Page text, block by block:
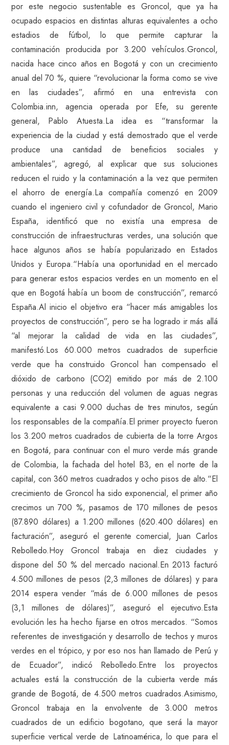
por este negocio sustentable es Groncol, que ya ha
ocupado espacios en distintas alturas equivalentes a ocho
estadios de fútbol, lo que permite capturar la
contaminación producida por 3.200 vehículos.Groncol,
nacida hace cinco años en Bogotá y con un crecimiento
anual del 70 %, quiere “revolucionar la forma como se vive
en las ciudades”, afirmó en una entrevista con
Colombia.inn, agencia operada por Efe, su gerente
general, Pablo Atuesta.La idea es “transformar la
experiencia de la ciudad y está demostrado que el verde
produce una cantidad de beneficios sociales y
ambientales”, agregó, al explicar que sus soluciones
reducen el ruido y la contaminación a la vez que permiten
el ahorro de energía.La compañía comenzó en 2009
cuando el ingeniero civil y cofundador de Groncol, Mario
España, identificó que no existía una empresa de
construcción de infraestructuras verdes, una solución que
hace algunos años se había popularizado en Estados
Unidos y Europa.“Había una oportunidad en el mercado
para generar estos espacios verdes en un momento en el
que en Bogotá había un boom de construcción”, remarcó
España.Al inicio el objetivo era “hacer más amigables los
proyectos de construcción”, pero se ha logrado ir más allá
“al mejorar la calidad de vida en las ciudades”,
manifestó.Los 60.000 metros cuadrados de superficie
verde que ha construido Groncol han compensado el
dióxido de carbono (CO2) emitido por más de 2.100
personas y una reducción del volumen de aguas negras
equivalente a casi 9.000 duchas de tres minutos, según
los responsables de la compañía.El primer proyecto fueron
los 3.200 metros cuadrados de cubierta de la torre Argos
en Bogotá, para continuar con el muro verde más grande
de Colombia, la fachada del hotel B3, en el norte de la
capital, con 360 metros cuadrados y ocho pisos de alto.“El
crecimiento de Groncol ha sido exponencial, el primer año
crecimos un 700 %, pasamos de 170 millones de pesos
(87.890 dólares) a 1.200 millones (620.400 dólares) en
facturación”, aseguró el gerente comercial, Juan Carlos
Rebolledo.Hoy Groncol trabaja en diez ciudades y
dispone del 50 % del mercado nacional.En 2013 facturó
4.500 millones de pesos (2,3 millones de dólares) y para
2014 espera vender “más de 6.000 millones de pesos
(3,1 millones de dólares)”, aseguró el ejecutivo.Esta
evolución les ha hecho fijarse en otros mercados. “Somos
referentes de investigación y desarrollo de techos y muros
verdes en el trópico, y por eso nos han llamado de Perú y
de Ecuador”, indicó Rebolledo.Entre los proyectos
actuales está la construcción de la cubierta verde más
grande de Bogotá, de 4.500 metros cuadrados.Asimismo,
Groncol trabaja en la envolvente de 3.000 metros
cuadrados de un edificio bogotano, que será la mayor
superficie vertical verde de Latinoamérica, lo que para el